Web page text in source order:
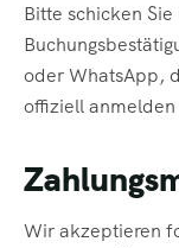
Bitte schicken
oder WhatsApp,
offiziell
Wir akzeptieren